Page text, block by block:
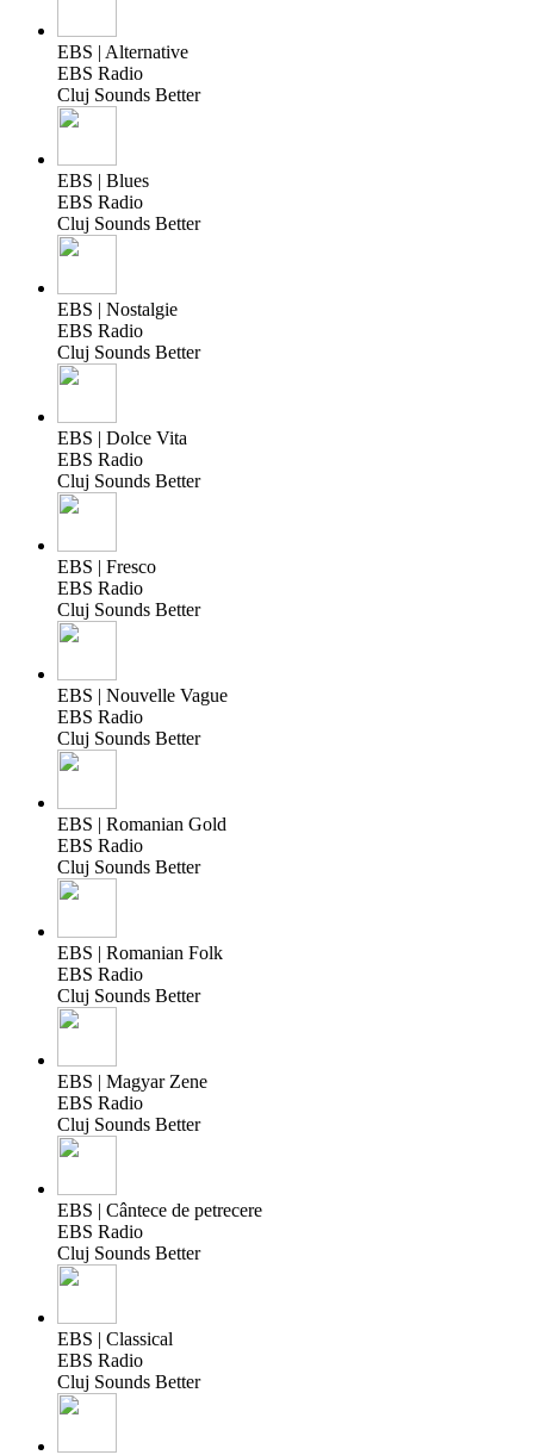
EBS | Alternative
EBS Radio
Cluj Sounds Better
EBS | Blues
EBS Radio
Cluj Sounds Better
EBS | Nostalgie
EBS Radio
Cluj Sounds Better
EBS | Dolce Vita
EBS Radio
Cluj Sounds Better
EBS | Fresco
EBS Radio
Cluj Sounds Better
EBS | Nouvelle Vague
EBS Radio
Cluj Sounds Better
EBS | Romanian Gold
EBS Radio
Cluj Sounds Better
EBS | Romanian Folk
EBS Radio
Cluj Sounds Better
EBS | Magyar Zene
EBS Radio
Cluj Sounds Better
EBS | Cântece de petrecere
EBS Radio
Cluj Sounds Better
EBS | Classical
EBS Radio
Cluj Sounds Better